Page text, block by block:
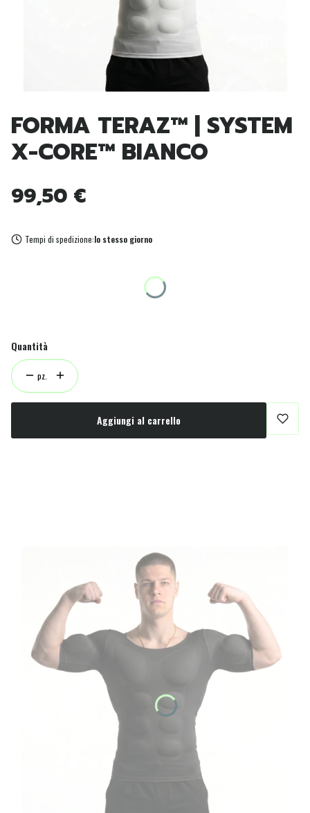
FORMA TERAZ™ | SYSTEM
X-CORE™ BIANCO
Prezzo
99,50 €
Tempi di spedizione:lo stesso giorno
Quantità
pz.
Aggiungi al carrello